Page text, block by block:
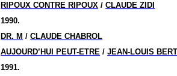
RIPOUX CONTRE RIPOUX /CLAUDE ZIDI
1990.
DR. M /CLAUDE CHABROL
AUJOURD’HUI PEUT-ETRE /JEAN-LOUIS
1991.